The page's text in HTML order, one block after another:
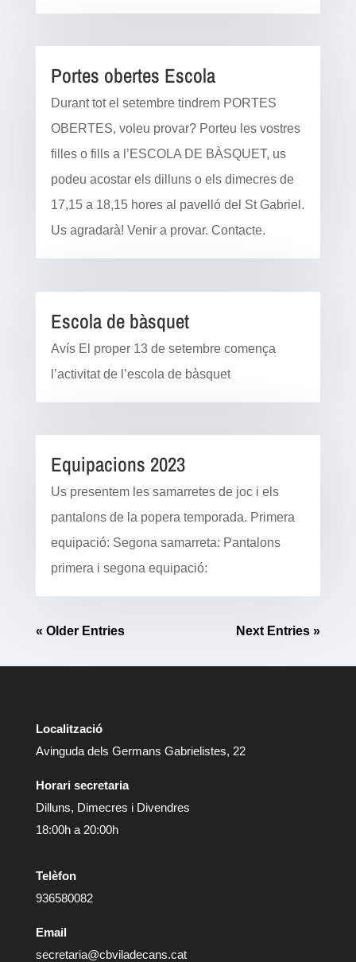
Portes obertes Escola
Durant tot el setembre tindrem PORTES
OBERTES, voleu provar? Porteu les vostres
filles o fills a l’ESCOLA DE BÀSQUET, us
podeu acostar els dilluns o els dimecres de
17,15 a 18,15 hores al pavelló del St Gabriel.
Us agradarà! Venir a provar. Contacte.
Escola de bàsquet
Avís El proper 13 de setembre comença
l’activitat de l’escola de bàsquet
Equipacions 2023
Us presentem les samarretes de joc i els
pantalons de la popera temporada. Primera
equipació: Segona samarreta: Pantalons
primera i segona equipació:
« Older Entries Next Entries »
Localització
Avinguda dels Germans Gabrielistes, 22
Horari secretaria
Dilluns, Dimecres i Divendres
18:00h a 20:00h
Telèfon
936580082
Email
secretaria@cbviladecans.cat